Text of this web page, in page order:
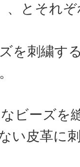
、とそれ
を刺繍す
ビーズを
い皮革に